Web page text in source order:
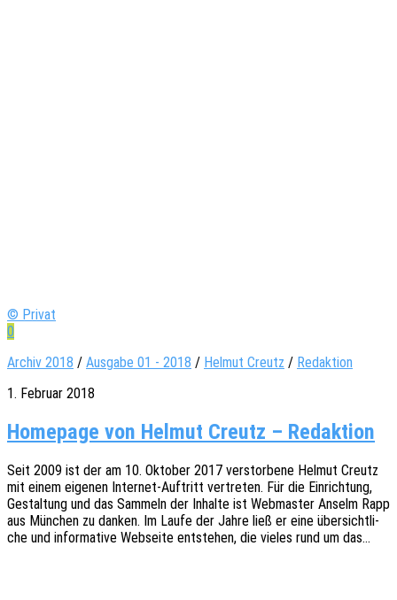
© Privat
0
Archiv 2018 / Ausgabe 01 - 2018 / Helmut Creutz / Redaktion
1. Februar 2018
Home­page von Hel­mut Creutz – Redaktion
Seit 2009 ist der am 10. Okto­ber 2017 verstor­be­ne Helmut Creutz
mit einem eige­nen Inter­­net-Auftritt vertre­ten. Für die Einrich­tung,
Gestal­tung und das Sammeln der Inhal­te ist Webmas­ter Anselm Rapp
aus München zu danken. Im Laufe der Jahre ließ er eine über­sicht­li­
che und infor­ma­ti­ve Websei­te entste­hen, die vieles rund um das…